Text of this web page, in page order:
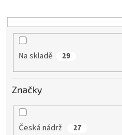
t
ů
Na skladě 29
Značky
Česká nádrž 27